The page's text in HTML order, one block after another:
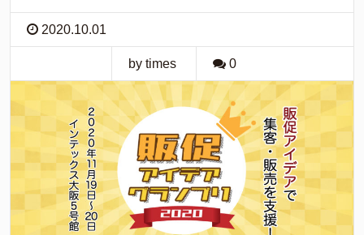
2020.10.01
by times 0